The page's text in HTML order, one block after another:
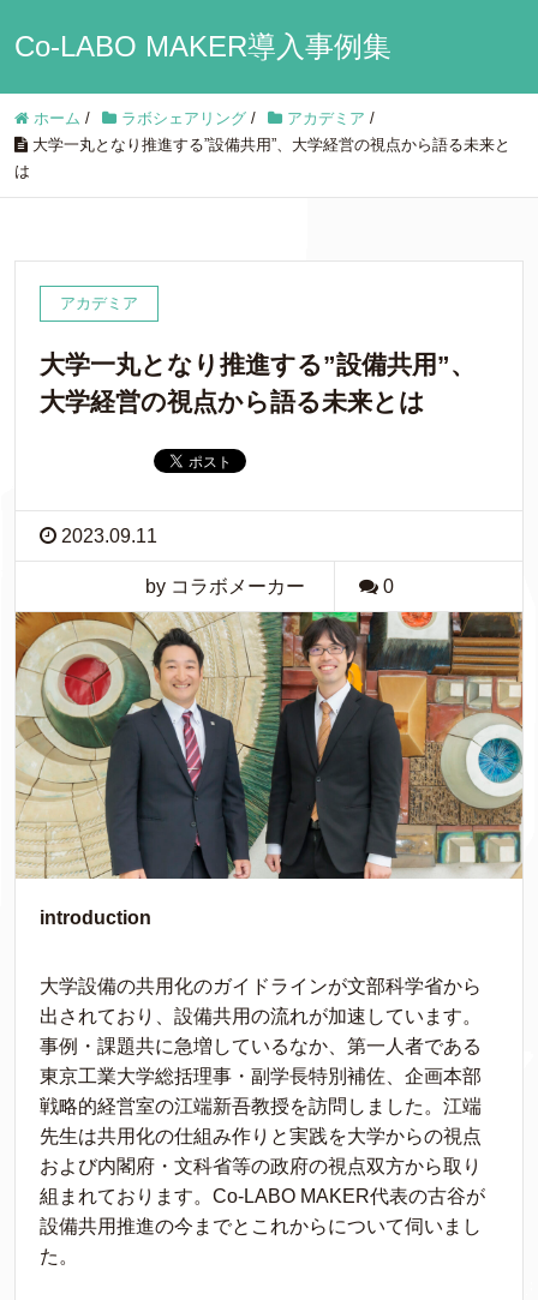
Co-LABO MAKER導入事例集
ホーム / ラボシェアリング / アカデミア /
大学一丸となり推進する”設備共用”、大学経営の視点から語る未来と
は
アカデミア
大学一丸となり推進する”設備共用”、
大学経営の視点から語る未来とは
2023.09.11
by コラボメーカー 0
introduction
大学設備の共用化のガイドラインが文部科学省から
出されており、設備共用の流れが加速しています。
事例・課題共に急増しているなか、第一人者である
東京工業大学総括理事・副学長特別補佐、企画本部
戦略的経営室の江端新吾教授を訪問しました。江端
先生は共用化の仕組み作りと実践を大学からの視点
および内閣府・文科省等の政府の視点双方から取り
組まれております。Co-LABO MAKER代表の古谷が
設備共用推進の今までとこれからについて伺いまし
た。